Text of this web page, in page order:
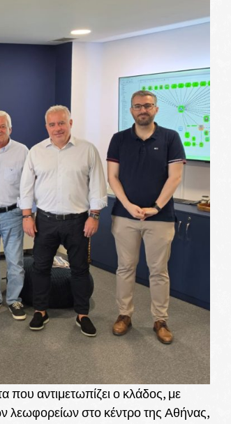
που αντιμετωπίζει ο κλάδος, με
λεωφορείων στο κέντρο της Αθήνας,